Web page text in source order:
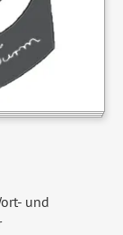
und